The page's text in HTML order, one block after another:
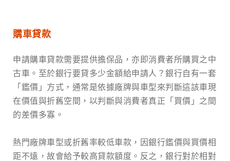
購車貸款
申請購車貸款需要提供擔保品，亦即消費者所購買之中
古車。至於銀行要貸多少金額給申請人？銀行自有一套
「鑑價」方式，通常是依據廠牌與車型來判斷這該車現
在價值與折舊空間，以判斷與消費者真正「買價」之間
的差價多寡。
熱門廠牌車型或折舊率較低車款，因銀行鑑價與買價相
距不遠，故會給予較高貸款額度。反之，銀行對於相對